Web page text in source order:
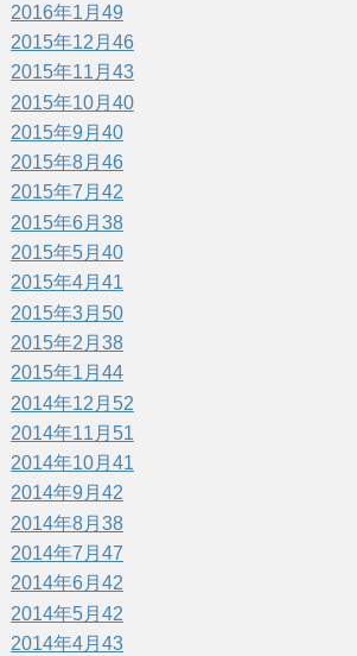
2016年1月 49
2015年12月 46
2015年11月 43
2015年10月 40
2015年9月 40
2015年8月 46
2015年7月 42
2015年6月 38
2015年5月 40
2015年4月 41
2015年3月 50
2015年2月 38
2015年1月 44
2014年12月 52
2014年11月 51
2014年10月 41
2014年9月 42
2014年8月 38
2014年7月 47
2014年6月 42
2014年5月 42
2014年4月 43